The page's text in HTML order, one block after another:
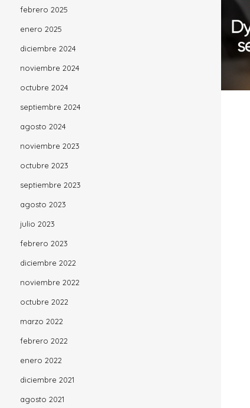
febrero 2025
enero 2025
diciembre 2024
noviembre 2024
octubre 2024
septiembre 2024
agosto 2024
noviembre 2023
octubre 2023
septiembre 2023
agosto 2023
julio 2023
febrero 2023
diciembre 2022
noviembre 2022
octubre 2022
marzo 2022
febrero 2022
enero 2022
diciembre 2021
agosto 2021